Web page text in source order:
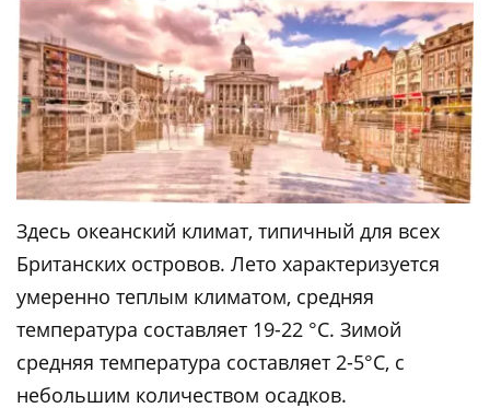
Здесь океанский климат, типичный для всех
Британских островов. Лето характеризуется
умеренно теплым климатом, средняя
температура составляет 19-22 °C. Зимой
средняя температура составляет 2-5°C, с
небольшим количеством осадков.